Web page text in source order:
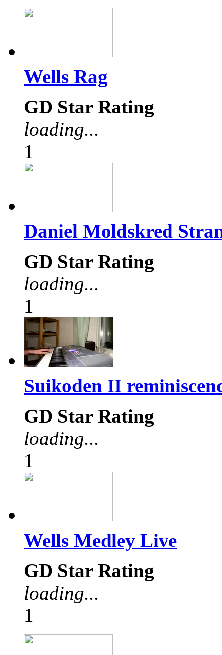
Wells Rag
GD Star Rating
loading...
1
Daniel Moldskred
GD Star Rating
loading...
1
Suikoden II
GD Star Rating
loading...
1
Wells Medley Live
GD Star Rating
loading...
1